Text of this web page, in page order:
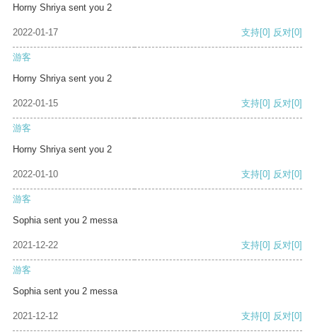
Horny Shriya sent you 2
2022-01-17 支持[0] 反对[0]
游客
Horny Shriya sent you 2
2022-01-15 支持[0] 反对[0]
游客
Horny Shriya sent you 2
2022-01-10 支持[0] 反对[0]
游客
Sophia sent you 2 messa
2021-12-22 支持[0] 反对[0]
游客
Sophia sent you 2 messa
2021-12-12 支持[0] 反对[0]